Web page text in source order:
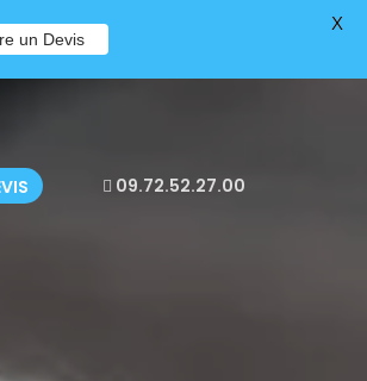
09.72.52.27.00
un Devis
X